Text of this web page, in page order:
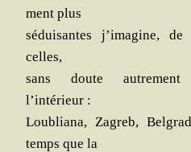
ment plus
sédui­santes j’imagine,
celles,
sans doute
l’intérieur :
Lou­blia­na, Zagreb,
temps que la